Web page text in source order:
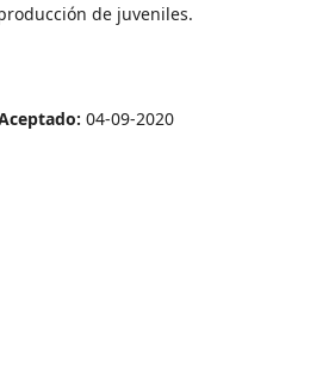
de juveniles.
04-09-2020